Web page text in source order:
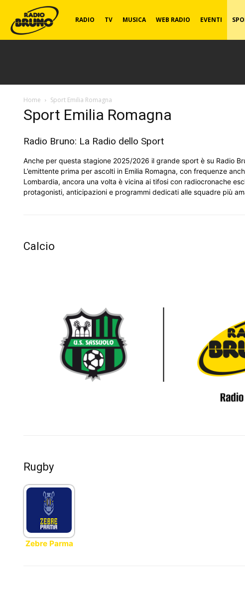
Radio
RADIO TV MUSICA WEB RADIO EVENTI
Home Sport Emilia Romagna
Sport Emilia Romagna
Radio Bruno: La Radio dello Sport
Anche per questa stagione 2025/2026 il grande sport è su Radio
L’emittente prima per ascolti in Emilia Romagna, con frequenze
Lombardia, ancora una volta è vicina ai tifosi con radiocronache
protagonisti, anticipazioni e programmi dedicati alle squadre più
Calcio
Rugby
Zebre Parma